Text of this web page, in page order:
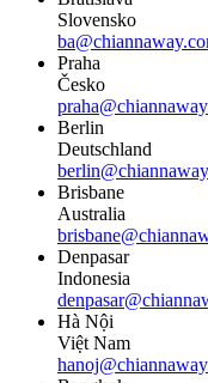
Slovensko
Praha
Česko
Berlin
Deutschland
Brisbane
Australia
Denpasar
Indonesia
Hà Nội
Việt Nam